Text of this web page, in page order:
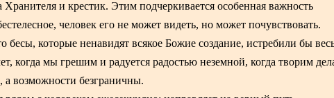
и крестик. Этим подчеркивается особенная важность
человек его не может видеть, но может почувствовать.
бесы, которые ненавидят всякое Божие создание, истребили бы
когда мы грешим и радуется радостью неземной, когда творим
а возможности безграничны.